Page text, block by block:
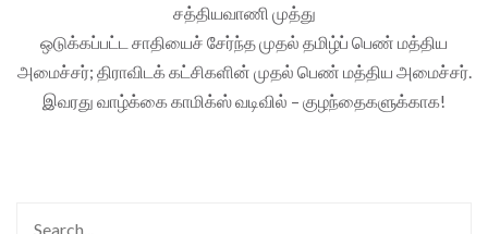
சத்தியவாணி முத்து
ஒடுக்கப்பட்ட சாதியைச் சேர்ந்த முதல் தமிழ்ப் பெண் மத்திய
அமைச்சர்; திராவிடக் கட்சிகளின் முதல் பெண் மத்திய அமைச்சர்.
இவரது வாழ்க்கை காமிக்ஸ் வடிவில் – குழந்தைகளுக்காக!